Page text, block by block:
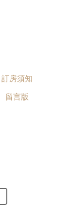
訂房須知
留言版